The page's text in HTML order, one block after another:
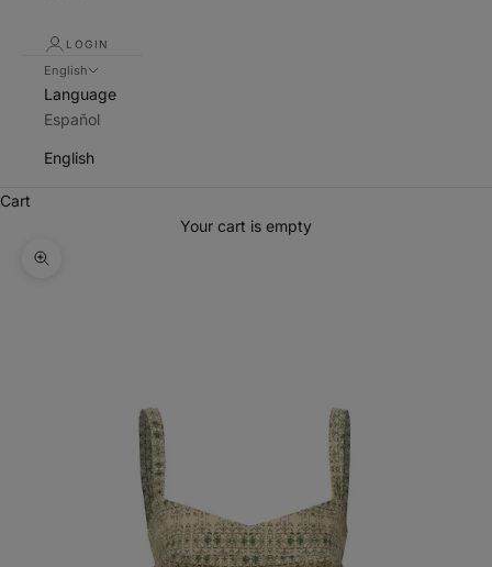
LOGIN
English
Language
Español
English
Cart
Your cart is empty
Zoom picture